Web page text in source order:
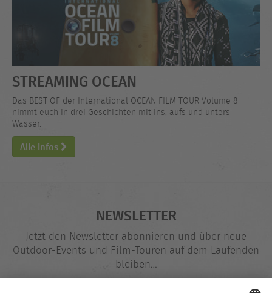
STREAMING OCEAN
Das BEST OF der International OCEAN FILM TOUR Volume 8
nimmt euch in drei Geschichten mit ins, aufs und unters
Wasser.
Alle Infos
NEWSLETTER
Jetzt den Newsletter abonnieren und über neue
Outdoor-Events und Film-Touren auf dem Laufenden
bleiben…